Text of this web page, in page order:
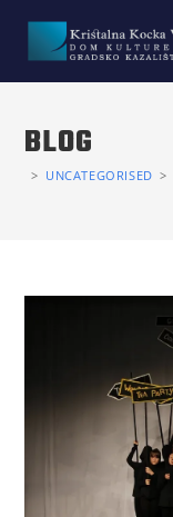
BLOG
> UNCATEGORISED >